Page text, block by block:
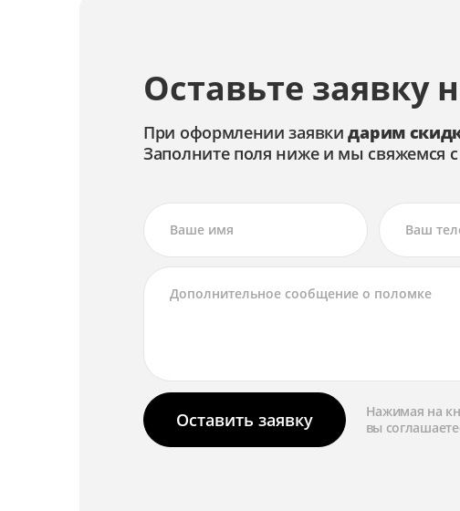
Оставьте заявку
При оформлении заявкидарим
Заполните поля ниже и мы свяжемся
Оставить заявку
Нажимая на
вы